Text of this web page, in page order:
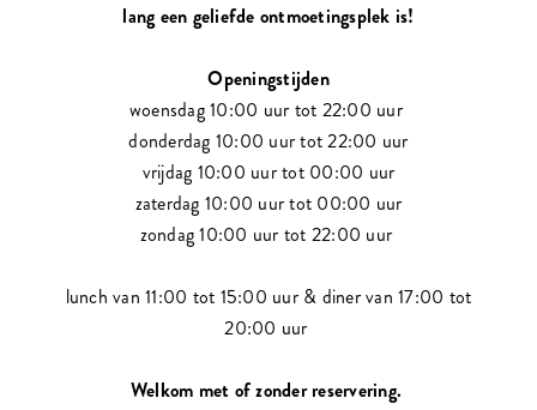
lang een geliefde ontmoetingsplek is!
Openingstijden
woensdag 10:00 uur tot 22:00 uur
donderdag 10:00 uur tot 22:00 uur
vrijdag 10:00 uur tot 00:00 uur
zaterdag 10:00 uur tot 00:00 uur
zondag 10:00 uur tot 22:00 uur
lunch van 11:00 tot 15:00 uur & diner van 17:00 tot
20:00 uur
Welkom met of zonder reservering.